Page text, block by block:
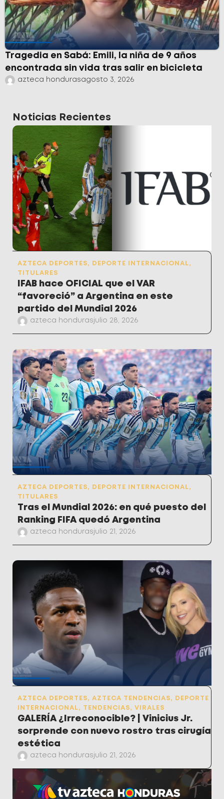
Tragedia en Sabá: Emili, la niña de 9 años
encontrada sin vida tras salir en bicicleta
azteca hondurasagosto 3, 2026
Noticias Recientes
AZTECA DEPORTES, DEPORTE INTERNACIONAL,
TITULARES
IFAB hace OFICIAL que el VAR
“favoreció” a Argentina en este
partido del Mundial 2026
azteca honduras julio 28, 2026
AZTECA DEPORTES, DEPORTE INTERNACIONAL,
TITULARES
Tras el Mundial 2026: en qué puesto del
Ranking FIFA quedó Argentina
azteca honduras julio 21, 2026
AZTECA DEPORTES, AZTECA TENDENCIAS,
DEPORTE
INTERNACIONAL, TENDENCIAS, VIRALES
GALERÍA ¿Irreconocible? | Vinicius Jr.
sorprende con nuevo rostro tras cirugía
estética
azteca honduras julio 21, 2026